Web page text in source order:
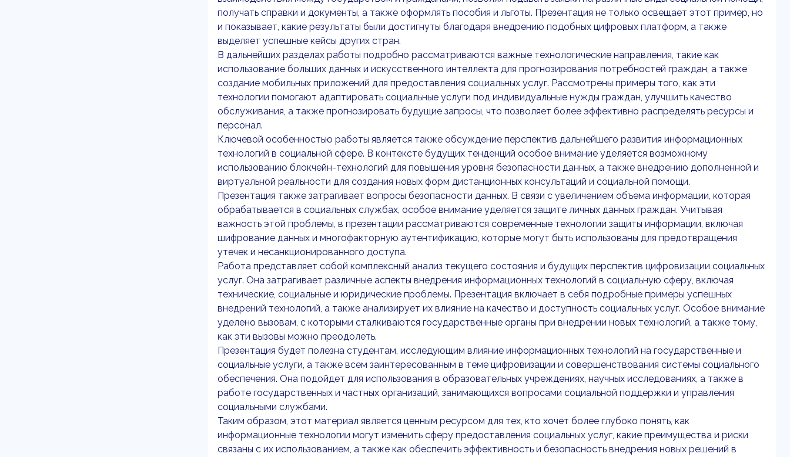
получать справки и документы, а также оформлять пособия и льготы. Презентация не только освещает этот пример, но
и показывает, какие результаты были достигнуты благодаря внедрению подобных цифровых платформ, а также
выделяет успешные кейсы других стран.
В дальнейших разделах работы подробно рассматриваются важные технологические направления, такие как
использование больших данных и искусственного интеллекта для прогнозирования потребностей граждан, а также
создание мобильных приложений для предоставления социальных услуг. Рассмотрены примеры того, как эти
технологии помогают адаптировать социальные услуги под индивидуальные нужды граждан, улучшить качество
обслуживания, а также прогнозировать будущие запросы, что позволяет более эффективно распределять ресурсы и
персонал.
Ключевой особенностью работы является также обсуждение перспектив дальнейшего развития информационных
технологий в социальной сфере. В контексте будущих тенденций особое внимание уделяется возможному
использованию блокчейн-технологий для повышения уровня безопасности данных, а также внедрению дополненной и
виртуальной реальности для создания новых форм дистанционных консультаций и социальной помощи.
Презентация также затрагивает вопросы безопасности данных. В связи с увеличением объема информации, которая
обрабатывается в социальных службах, особое внимание уделяется защите личных данных граждан. Учитывая
важность этой проблемы, в презентации рассматриваются современные технологии защиты информации, включая
шифрование данных и многофакторную аутентификацию, которые могут быть использованы для предотвращения
утечек и несанкционированного доступа.
Работа представляет собой комплексный анализ текущего состояния и будущих перспектив цифровизации социальных
услуг. Она затрагивает различные аспекты внедрения информационных технологий в социальную сферу, включая
технические, социальные и юридические проблемы. Презентация включает в себя подробные примеры успешных
внедрений технологий, а также анализирует их влияние на качество и доступность социальных услуг. Особое внимание
уделено вызовам, с которыми сталкиваются государственные органы при внедрении новых технологий, а также тому,
как эти вызовы можно преодолеть.
Презентация будет полезна студентам, исследующим влияние информационных технологий на государственные и
социальные услуги, а также всем заинтересованным в теме цифровизации и совершенствования системы социального
обеспечения. Она подойдет для использования в образовательных учреждениях, научных исследованиях, а также в
работе государственных и частных организаций, занимающихся вопросами социальной поддержки и управления
социальными службами.
Таким образом, этот материал является ценным ресурсом для тех, кто хочет более глубоко понять, как
информационные технологии могут изменить сферу предоставления социальных услуг, какие преимущества и риски
связаны с их использованием, а также как обеспечить эффективность и безопасность внедрения новых решений в